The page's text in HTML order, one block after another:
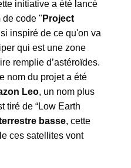
initiative a été lancé
de code " Project
inspiré de ce qu'on va
qui est une zone
remplie d’astéroïdes.
nom du projet a été
Leo, un nom plus
tiré de “Low Earth
basse, cette
ces satellites vont